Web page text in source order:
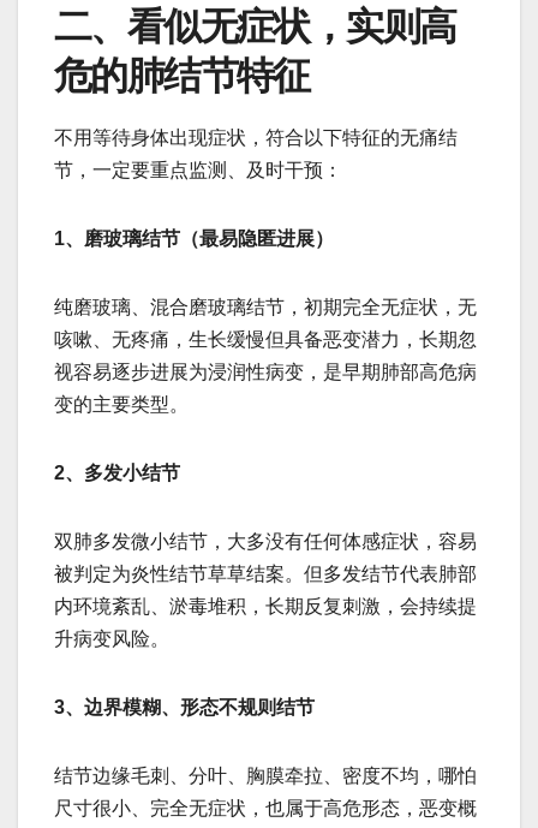
二、看似无症状，实则高
危的肺结节特征
不用等待身体出现症状，符合以下特征的无痛结
节，一定要重点监测、及时干预：
1、磨玻璃结节（最易隐匿进展）
纯磨玻璃、混合磨玻璃结节，初期完全无症状，无
咳嗽、无疼痛，生长缓慢但具备恶变潜力，长期忽
视容易逐步进展为浸润性病变，是早期肺部高危病
变的主要类型。
2、多发小结节
双肺多发微小结节，大多没有任何体感症状，容易
被判定为炎性结节草草结案。但多发结节代表肺部
内环境紊乱、淤毒堆积，长期反复刺激，会持续提
升病变风险。
3、边界模糊、形态不规则结节
结节边缘毛刺、分叶、胸膜牵拉、密度不均，哪怕
尺寸很小、完全无症状，也属于高危形态，恶变概